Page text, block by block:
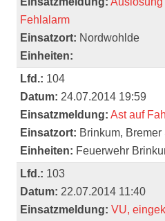
Fehlalarm
Einsatzort: Nordwohlde
Einheiten:
Lfd.: 104
Datum: 24.07.2014 19:59
Einsatzmeldung: Ast auf
Einsatzort: Brinkum, Bremer
Einheiten: Feuerwehr
Lfd.: 103
Datum: 22.07.2014 11:40
Einsatzmeldung: VU,